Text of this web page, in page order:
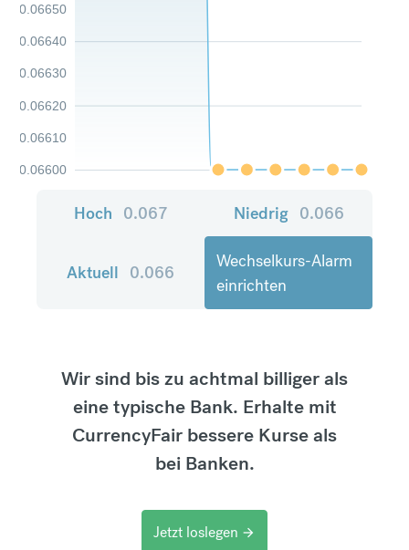
0.06600
0.06610
0.06620
0.06630
0.06640
0.06650
Hoch 0.067 Niedrig 0.066
Aktuell 0.066
Wechselkurs-Alarm
einrichten
Wir sind bis zu achtmal billiger als
eine typische Bank. Erhalte mit
CurrencyFair bessere Kurse als
bei Banken.
Jetzt loslegen arrow_forward